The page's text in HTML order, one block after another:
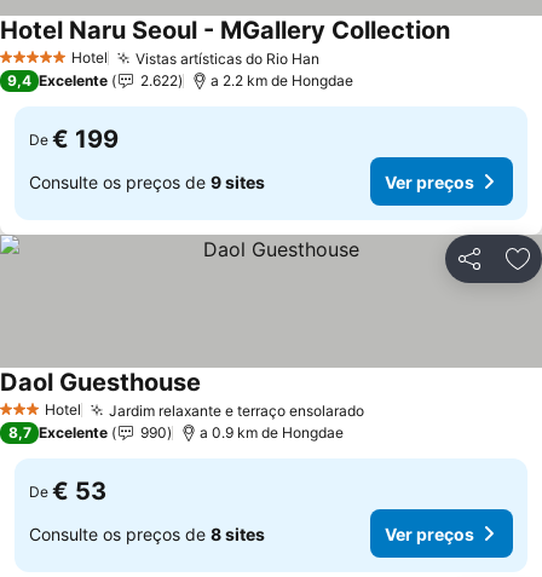
5 Estrelas Hotel Vistas artísticas do Rio Han
Hotel Naru Seoul - MGallery CollectionVer
9,4 Excelente 2.622 a 2.2 km de Hongdae
De € 199
Consulte os preços de 9 sites Ver preços
Partilhar
3 EstrelasHotel Jardim relaxante e terraço ensolaradoVer preços
Daol Guesthouse
8,7 Excelente 990 a 0.9 km de Hongdae
De € 53
Consulte os preços de 8 sites Ver preços